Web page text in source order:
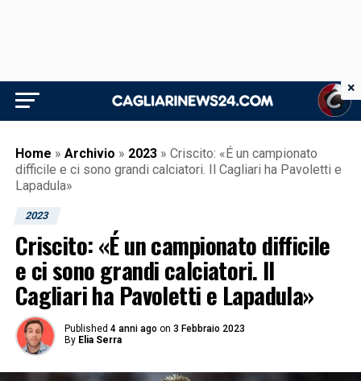
Home » Archivio » 2023 » Criscito: «É un campionato
difficile e ci sono grandi calciatori. Il Cagliari ha Pavoletti e
Lapadula»
2023
Criscito: «É un campionato difficile
e ci sono grandi calciatori. Il
Cagliari ha Pavoletti e Lapadula»
Published 4 anni ago on 3 Febbraio 2023
By Elia Serra
×